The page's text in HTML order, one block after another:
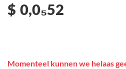
$ 0,0₅52
Momenteel kunnen we helaas